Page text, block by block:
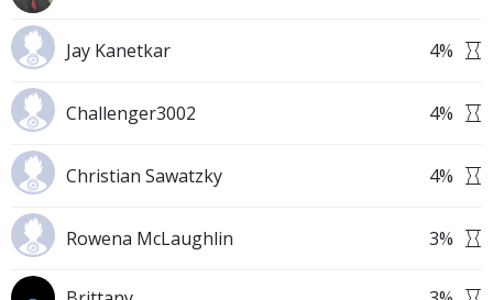
Jay Kanetkar 4%
Challenger3002 4%
Christian Sawatzky 4%
Rowena McLaughlin 3%